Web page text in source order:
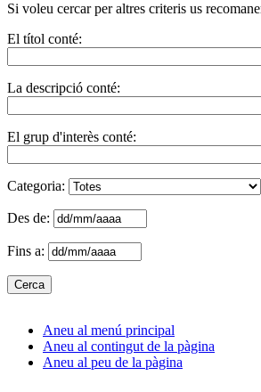
Si voleu cercar per altres criteris us
El títol conté:
La descripció conté:
El grup d'interès conté:
Categoria:
Des de:
Fins a:
Aneu al menú principal
Aneu al contingut de la pàgina
Aneu al peu de la pàgina